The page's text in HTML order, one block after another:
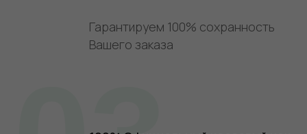
Гарантируем 100% сохранность
Вашего заказа